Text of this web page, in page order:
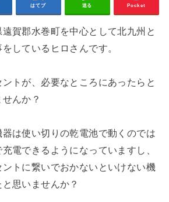
はてブ 送る Pocket
賀郡水巻町を中心として北九州と
しているヒロさんです。
トが、必要なところにあったらと
んか？
は使い切りの乾電池で動くのでは
電できるようになっていますし、
トに繋いでおかないといけない機
思いませんか？